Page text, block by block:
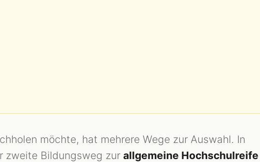
möchte, hat mehrere Wege zur Auswahl. In
zweite Bildungsweg zur allgemeine Hochschulreife